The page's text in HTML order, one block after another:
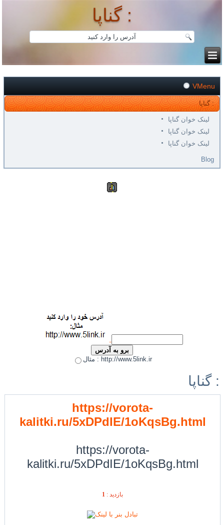
گناپا :
VMenu
گناپا :
لینک خوان گناپا
لینک خوان گناپا
لینک خوان گناپا
Blog
مثال : http://www.5link.ir
گناپا :
https://vorota-
kalitki.ru/5xDPdIE/1oKqsBg.html
https://vorota-
kalitki.ru/5xDPdIE/1oKqsBg.html
بازديد : 1